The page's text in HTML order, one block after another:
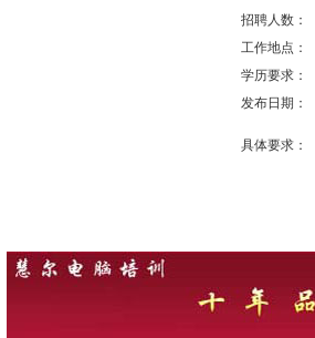
招聘人数：
工作地点：
学历要求：
发布日期：
具体要求：